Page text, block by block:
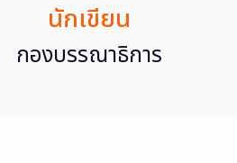
นักเขียน
กองบรรณาธิการ